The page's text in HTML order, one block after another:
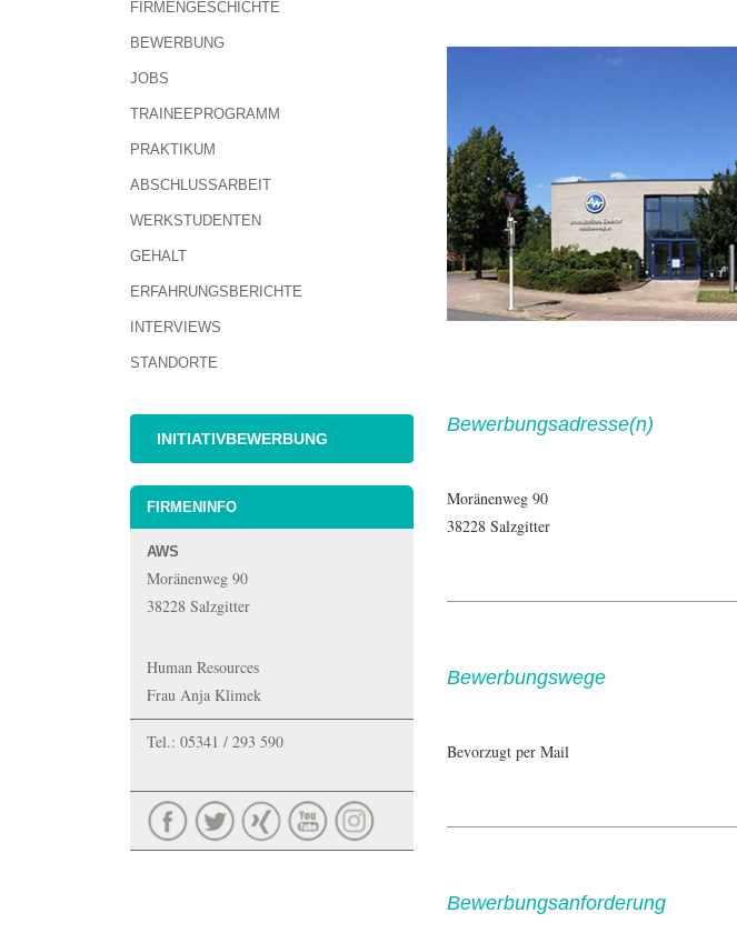
FIRMENGESCHICHTE
BEWERBUNG
JOBS
TRAINEEPROGRAMM
PRAKTIKUM
ABSCHLUSSARBEIT
WERKSTUDENTEN
GEHALT
ERFAHRUNGSBERICHTE
INTERVIEWS
STANDORTE
INITIATIVBEWERBUNG
FIRMENINFO
AWS
Moränenweg 90
38228 Salzgitter
Human Resources
Frau Anja Klimek
Tel.: 05341 / 293 590
Bewerbungsadresse(n)
Moränenweg 90
38228 Salzgitter
Bewerbungswege
Bevorzugt per Mail
Bewerbungsanforderung